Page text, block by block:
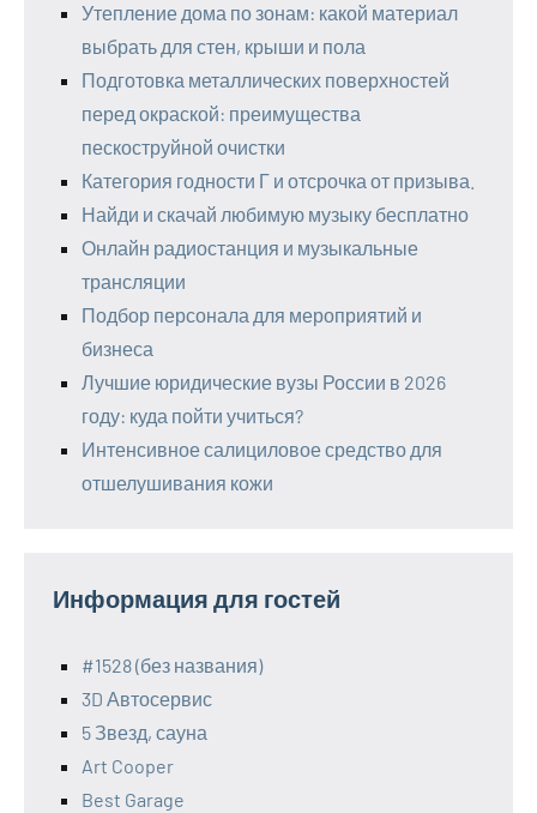
Утепление дома по зонам: какой материал
выбрать для стен, крыши и пола
Подготовка металлических поверхностей
перед окраской: преимущества
пескоструйной очистки
Категория годности Г и отсрочка от призыва.
Найди и скачай любимую музыку бесплатно
Онлайн радиостанция и музыкальные
трансляции
Подбор персонала для мероприятий и
бизнеса
Лучшие юридические вузы России в 2026
году: куда пойти учиться?
Интенсивное салициловое средство для
отшелушивания кожи
Информация для гостей
#1528 (без названия)
3D Автосервис
5 Звезд, сауна
Art Cooper
Best Garage